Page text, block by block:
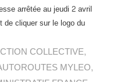
arrêtée au jeudi 2 avril
de cliquer sur le logo du
COLLECTIVE,
MYLEO,